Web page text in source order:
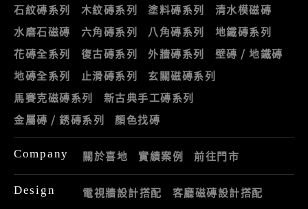
石紋磚系列
木紋磚系列 塗料磚系列
清水模磁磚
水磨石磁磚
六角磚系列 八角磚系列
地鐵磚系列
花磚全系列
復古磚系列 外牆磚系列
壁磚 / 地鐵磚
地磚全系列
止滑磚系列
玄關磁磚系列
馬賽克磁磚系列
新古典手工磚系列
金屬磚 / 銹磚系列
顏色找磚
Company 關於喜地 實績案例 前往門市
Design 電視牆設計搭配
客廳磁磚設計搭配